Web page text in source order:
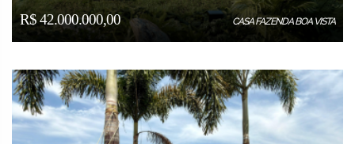
R$ 42.000.000,00 CASA FAZENDA BOA VISTA